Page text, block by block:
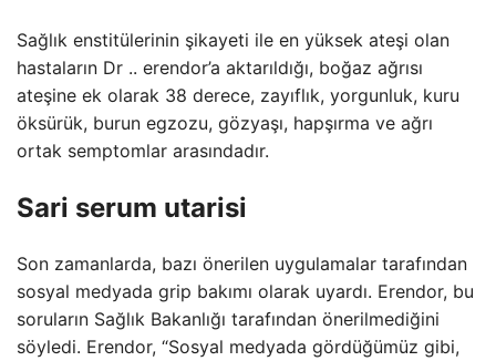
Sağlık enstitülerinin şikayeti ile en yüksek ateşi olan
hastaların Dr .. erendor’a aktarıldığı, boğaz ağrısı
ateşine ek olarak 38 derece, zayıflık, yorgunluk, kuru
öksürük, burun egzozu, gözyaşı, hapşırma ve ağrı
ortak semptomlar arasındadır.
Sari serum utarisi
Son zamanlarda, bazı önerilen uygulamalar tarafından
sosyal medyada grip bakımı olarak uyardı. Erendor, bu
soruların Sağlık Bakanlığı tarafından önerilmediğini
söyledi. Erendor, “Sosyal medyada gördüğümüz gibi,